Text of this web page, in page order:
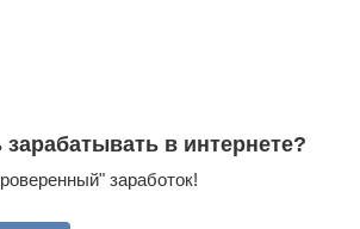
зарабатывать в интернете?
заработок!